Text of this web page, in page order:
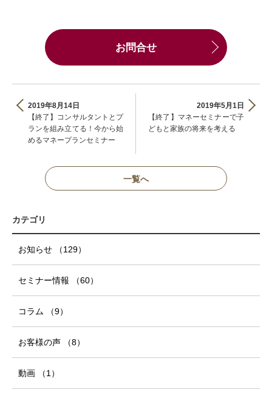
お問合せ
2019年8月14日
【終了】コンサルタントとプ
ランを組み立てる！今から始
めるマネープランセミナー
2019年5月1日
【終了】マネーセミナーで子
どもと家族の将来を考える
一覧へ
カテゴリ
お知らせ （129）
セミナー情報 （60）
コラム （9）
お客様の声 （8）
動画 （1 ）